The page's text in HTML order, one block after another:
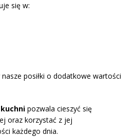
się w:
posiłki o dodatkowe wartości
pozwala cieszyć się
oraz korzystać z jej
każdego dnia.